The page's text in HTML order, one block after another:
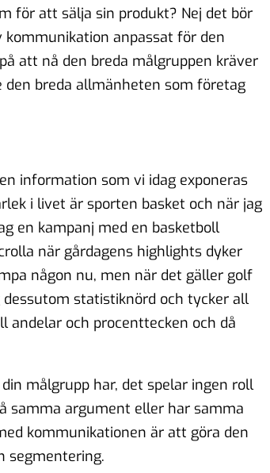
för att sälja sin produkt? Nej det bör
anpassat för den
att nå den breda målgruppen kräver
breda allmänheten som företag
information som vi idag exponeras
i livet är sporten basket och när jag
en kampanj med en basketboll
när gårdagens highlights dyker
någon nu, men när det gäller golf
statistiknörd och tycker all
andelar och procenttecken och då
målgrupp har, det spelar ingen roll
samma argument eller har samma
kommunikationen är att göra den
segmentering.